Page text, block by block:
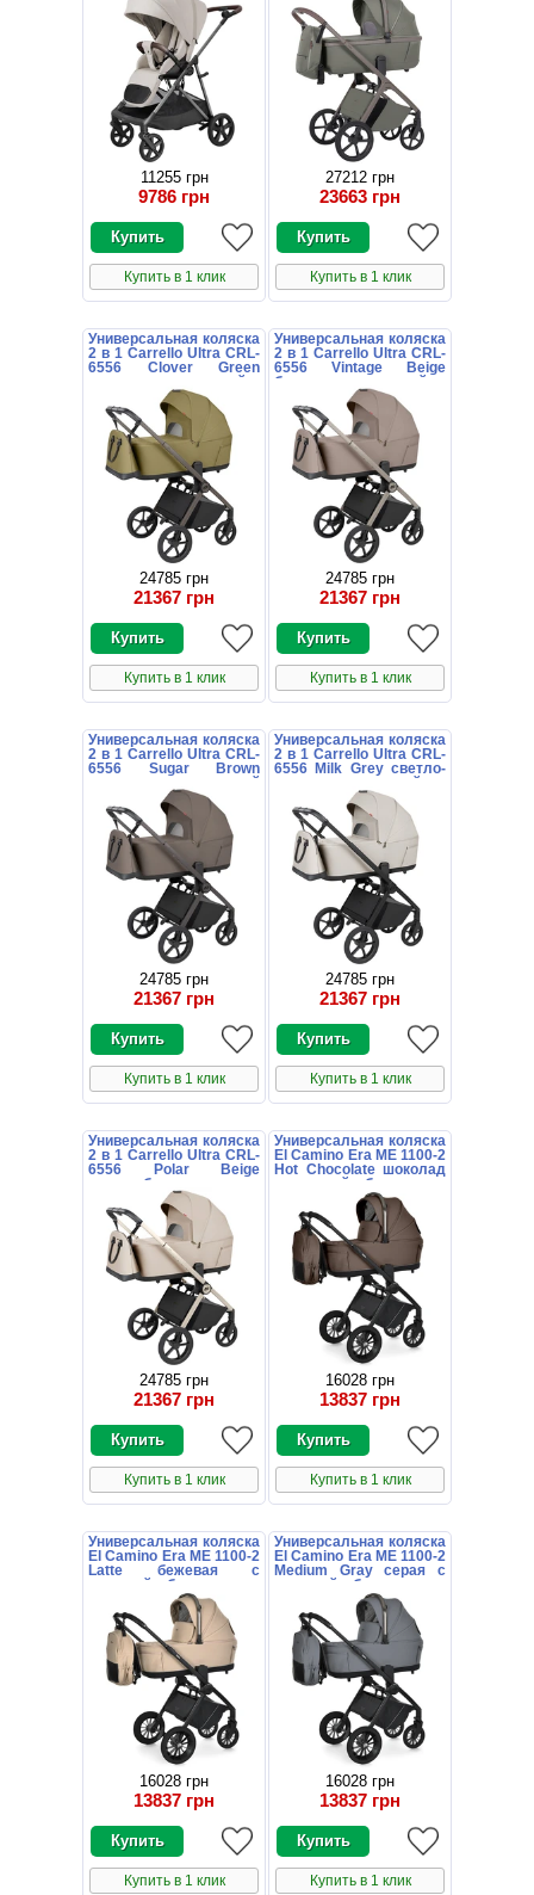
11255 грн
9786 грн
Купить в 1 клик
27212 грн
23663 грн
Купить в 1 клик
Универсальная коляска
2 в 1 Carrello Ultra CRL-
6556 Clover Green
оливковая с люлькой и
24785 грн
21367 грн
Купить в 1 клик
Универсальная коляска
2 в 1 Carrello Ultra CRL-
6556 Vintage Beige
бежевая с люлькой и
24785 грн
21367 грн
Купить в 1 клик
Универсальная коляска
2 в 1 Carrello Ultra CRL-
6556 Sugar Brown
коричневая с люлькой
24785 грн
21367 грн
Купить в 1 клик
Универсальная коляска
2 в 1 Carrello Ultra CRL-
6556 Milk Grey светло-
серая с люлькой и
24785 грн
21367 грн
Купить в 1 клик
Универсальная коляска
2 в 1 Carrello Ultra CRL-
6556 Polar Beige
светло-бежевая с
люлькой и блоком
24785 грн
21367 грн
Купить в 1 клик
Универсальная коляска
El Camino Era ME 1100-2
Hot Chocolate шоколад
с люлькой и блоком
16028 грн
13837 грн
Купить в 1 клик
Универсальная коляска
El Camino Era ME 1100-2
Latte бежевая с
люлькой и блоком
16028 грн
13837 грн
Купить в 1 клик
Универсальная коляска
El Camino Era ME 1100-2
Medium Gray серая с
люлькой и блоком
16028 грн
13837 грн
Купить в 1 клик